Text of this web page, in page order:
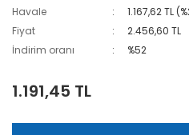
Havale
1.167,62 TL
Fiyat
2.456,60 TL
İndirim oranı
%52
1.191,45 TL